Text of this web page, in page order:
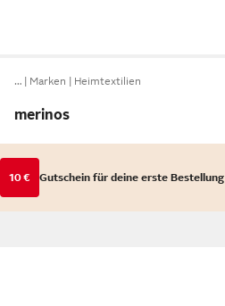
… Marken Heimtextilien
merinos
10 € Gutschein für deine erste Bestellung